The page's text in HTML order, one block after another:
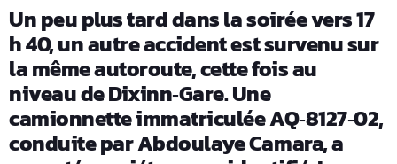
Un peu plus tard dans la soirée vers 17
h 40, un autre accident est survenu sur
la même autoroute, cette fois au
niveau de Dixinn‑Gare. Une
camionnette immatriculée AQ‑8127‑02,
conduite par Abdoulaye Camara, a